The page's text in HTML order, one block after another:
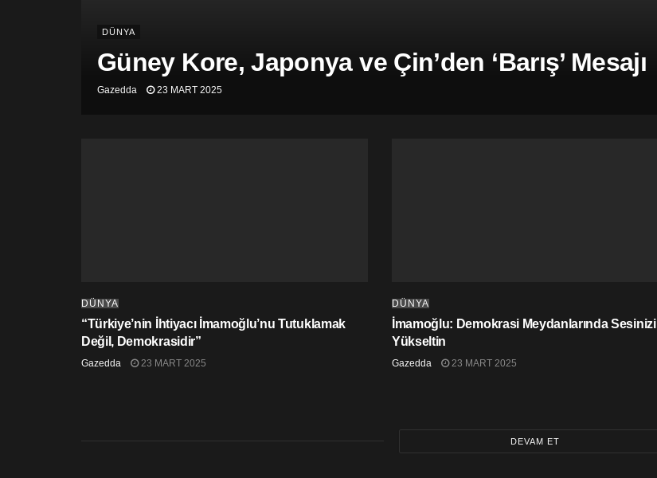
DÜNYA
Güney Kore, Japonya ve Çin’den ‘Barış’ Mesajı
Gazedda 23 MART 2025
DÜNYA
“Türkiye’nin İhtiyacı İmamoğlu’nu Tutuklamak
Değil, Demokrasidir”
Gazedda 23 MART 2025
DÜNYA
İmamoğlu: Demokrasi Meydanlarında Sesinizi
Yükseltin
Gazedda 23 MART 2025
DEVAM ET